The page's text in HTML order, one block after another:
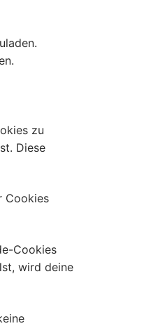
zu
Diese
Cookies
Cookies
wird deine